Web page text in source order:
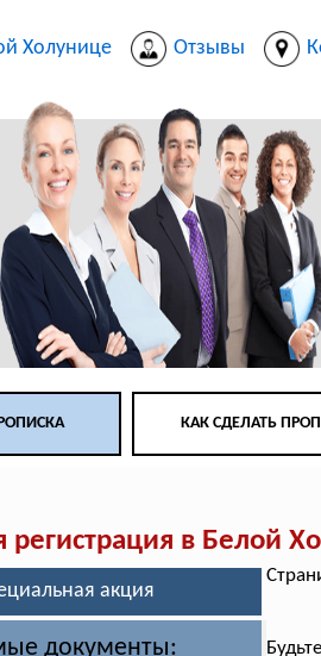
Холунице Отзывы
КАК СДЕЛАТЬ
регистрация в Белой
акция
документы: